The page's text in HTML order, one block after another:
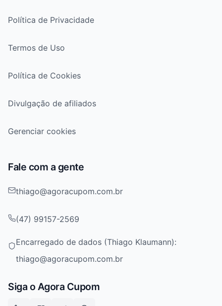
Política de Privacidade
Termos de Uso
Política de Cookies
Divulgação de afiliados
Gerenciar cookies
Fale com a gente
thiago@agoracupom.com.br
(47) 99157-2569
Encarregado de dados (Thiago Klaumann):
thiago@agoracupom.com.br
Siga o Agora Cupom